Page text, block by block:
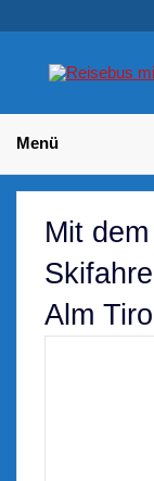
Menü
Mit
Alm